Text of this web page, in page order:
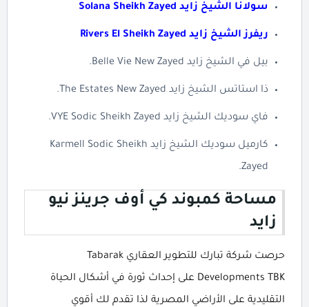
سولانا الشيخ زايد Solana Sheikh Zayed
ريفرز الشيخ زايد Rivers El Sheikh Zayed
بيل في الشيخ زايد Belle Vie New Zayed.
ذا استاتس الشيخ زايد The Estates New Zayed.
فاي سوديك الشيخ زايد VYE Sodic Sheikh Zayed.
كارميل سوديك الشيخ زايد Karmell Sodic Sheikh
Zayed.
مساحة كمبوند كي أوف جرينز نيو
زايد
حرصت شركة تبارك للتطوير العقاري Tabarak
Developments TBK على إحداث ثورة في أشكال الحياة
التقليدية على الأراضي المصرية لذا تقدم لك أقوي